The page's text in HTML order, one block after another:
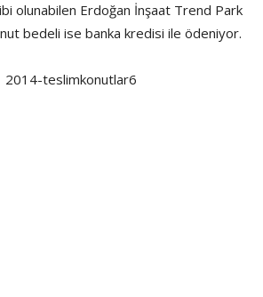
olunabilen Erdoğan İnşaat Trend Park
bedeli ise banka kredisi ile ödeniyor.